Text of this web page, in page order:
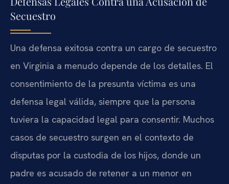
Secuestro
Una defensa exitosa contra un cargo de secuestro
en Virginia a menudo depende de los detalles. El
consentimiento de la presunta víctima es una
defensa legal válida, siempre que la persona
tuviera la capacidad legal para consentir. Muchos
casos de secuestro surgen en el contexto de
disputas por la custodia de los hijos, donde un
padre es acusado de retener a un menor en